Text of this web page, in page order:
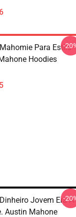
Para Estilo
Hoodies
-
Jovem Era A
Austin Mahone
-